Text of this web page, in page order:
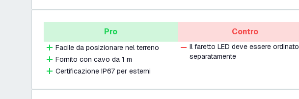
Pro
Facile da posizionare nel terreno
Fornito con cavo da 1 m
Certificazione IP67 per esterni
Contro
Il faretto LED deve essere ordinato
separatamente